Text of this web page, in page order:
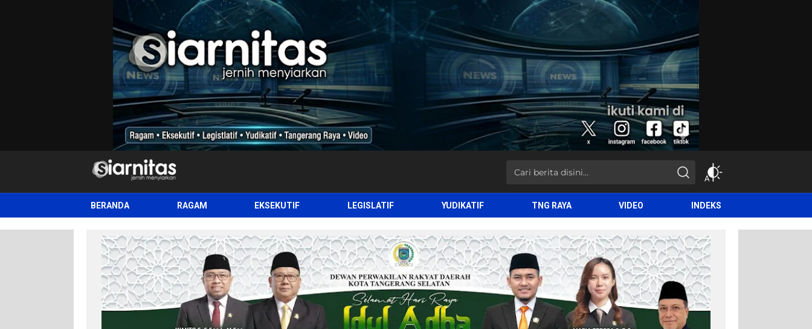
siarnitas
Jernih Menyiarkan
BERANDA RAGAM EKSEKUTIF LEGISLATIF YUDIKATIF TNG RAYA VIDEO INDEKS